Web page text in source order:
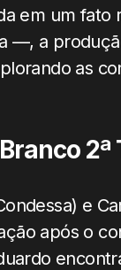
em um fato
—, a
as
2ª
e
após o